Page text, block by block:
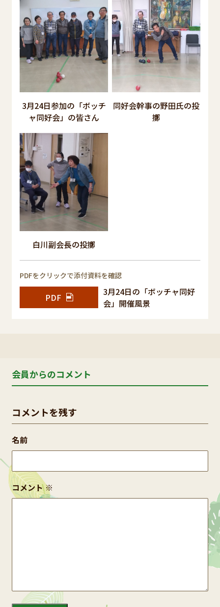
3月24日参加の「ボッチ
ャ同好会」の皆さん
同好会幹事の野田氏の投
擲
白川副会長の投擲
PDFをクリックで添付資料を確認
PDF
3月24日の「ボッチャ同好
会」開催風景
会員からのコメント
コメントを残す
コメント※
名前